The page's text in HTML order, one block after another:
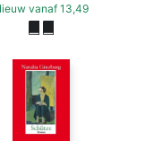
vanaf 13,49